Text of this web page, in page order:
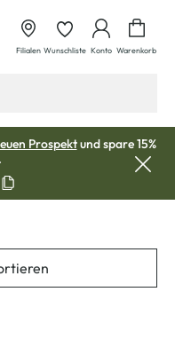
Filialen Wunschliste Konto Warenkorb
Prospektund spare 15%